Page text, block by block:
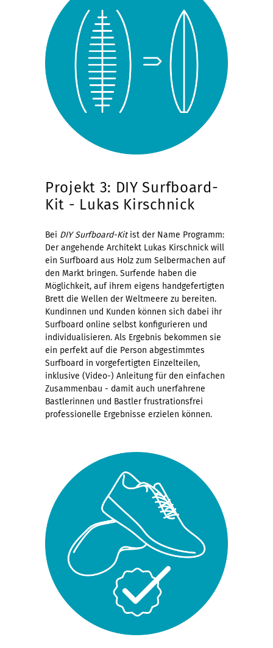
Projekt 3: DIY Surfboard-
Kit - Lukas Kirschnick
Bei DIY Surfboard-Kitist der Name Programm:
Der angehende Architekt Lukas Kirschnick will
ein Surfboard aus Holz zum Selbermachen auf
den Markt bringen. Surfende haben die
Möglichkeit, auf ihrem eigens handgefertigten
Brett die Wellen der Weltmeere zu bereiten.
Kundinnen und Kunden können sich dabei ihr
Surfboard online selbst konfigurieren und
individualisieren. Als Ergebnis bekommen sie
ein perfekt auf die Person abgestimmtes
Surfboard in vorgefertigten Einzelteilen,
inklusive (Video-) Anleitung für den einfachen
Zusammenbau - damit auch unerfahrene
Bastlerinnen und Bastler frustrationsfrei
professionelle Ergebnisse erzielen können.